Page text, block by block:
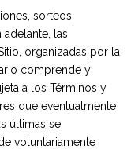
sorteos,
las
organizadas por la
comprende y
a los Términos y
que eventualmente
últimas se
voluntariamente